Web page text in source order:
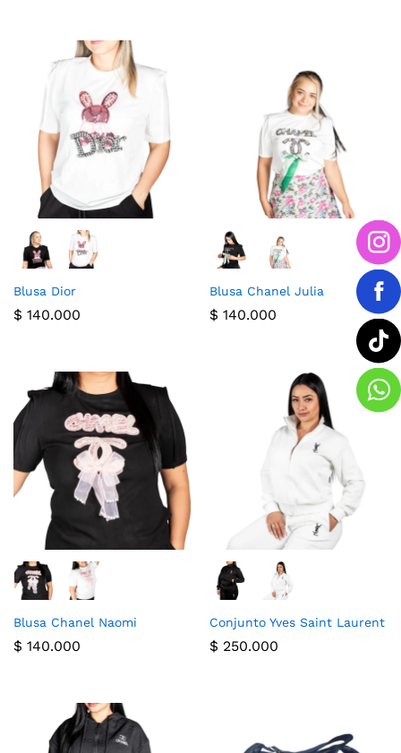
Blusa Dior
$ 140.000
Blusa Chanel Julia
$ 140.000
Blusa Chanel Naomi
$ 140.000
Conjunto Yves Saint Laurent
$ 250.000